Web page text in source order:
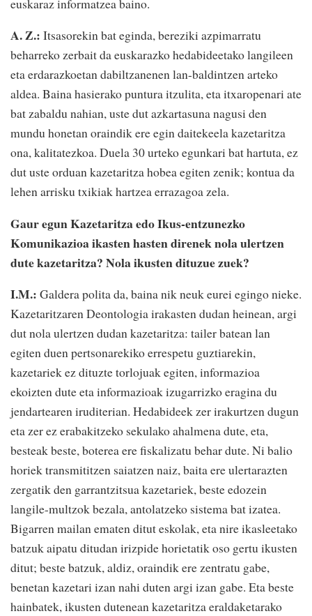
A. Z.: Itsasorekin bat eginda, bereziki azpimarratu
beharreko zerbait da euskarazko hedabideetako langileen
eta erdarazkoetan dabiltzanenen lan-baldintzen arteko
aldea. Baina hasierako puntura itzulita, eta itxaropenari ate
bat zabaldu nahian, uste dut azkartasuna nagusi den
mundu honetan oraindik ere egin daitekeela kazetaritza
ona, kalitatezkoa. Duela 30 urteko egunkari bat hartuta, ez
dut uste orduan kazetaritza hobea egiten zenik; kontua da
lehen arrisku txikiak hartzea errazagoa zela.
Gaur egun Kazetaritza edo Ikus-entzunezko
Komunikazioa ikasten hasten direnek nola ulertzen
dute kazetaritza? Nola ikusten dituzue zuek?
I.M.: Galdera polita da, baina nik neuk eurei egingo nieke.
Kazetaritzaren Deontologia irakasten dudan heinean, argi
dut nola ulertzen dudan kazetaritza: tailer batean lan
egiten duen pertsonarekiko errespetu guztiarekin,
kazetariek ez dituzte torlojuak egiten, informazioa
ekoizten dute eta informazioak izugarrizko eragina du
jendartearen iruditerian. Hedabideek zer irakurtzen dugun
eta zer ez erabakitzeko sekulako ahalmena dute, eta,
besteak beste, boterea ere fiskalizatu behar dute. Ni balio
horiek transmititzen saiatzen naiz, baita ere ulertarazten
zergatik den garrantzitsua kazetariek, beste edozein
langile-multzok bezala, antolatzeko sistema bat izatea.
Bigarren mailan ematen ditut eskolak, eta nire ikasleetako
batzuk aipatu ditudan irizpide horietatik oso gertu ikusten
ditut; beste batzuk, aldiz, oraindik ere zentratu gabe,
benetan kazetari izan nahi duten argi izan gabe. Eta beste
hainbatek, ikusten dutenean kazetaritza eraldaketarako